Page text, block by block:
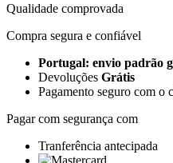
Qualidade comprovada
Compra segura e confiável
Portugal: envio padrão
Devoluções Grátis
Pagamento seguro com o
Pagar com segurança com
Tranferência antecipada